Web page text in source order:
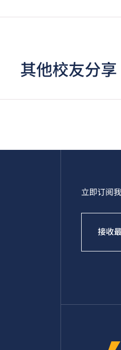
其他校友分享
立即订阅
接收